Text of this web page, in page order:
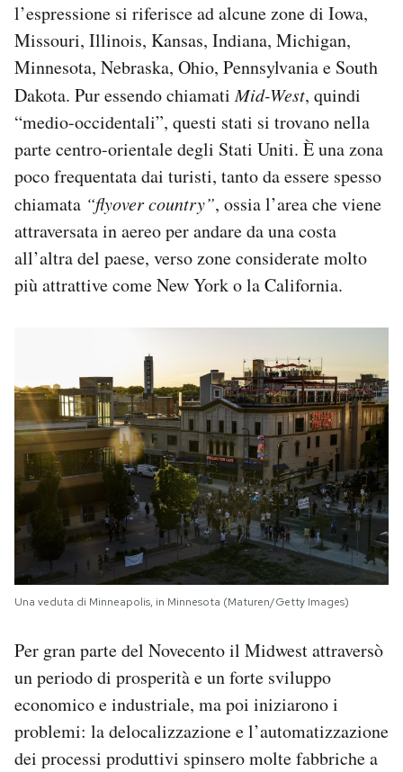
l’espressione si riferisce ad alcune zone di Iowa,
Missouri, Illinois, Kansas, Indiana, Michigan,
Minnesota, Nebraska, Ohio, Pennsylvania e South
Dakota. Pur essendo chiamatiMid-West, quindi
“medio-occidentali”, questi stati si trovano nella
parte centro-orientale degli Stati Uniti. È una zona
poco frequentata dai turisti, tanto da essere spesso
chiamata “flyover country”, ossia l’area che viene
attraversata in aereo per andare da una costa
all’altra del paese, verso zone considerate molto
più attrattive come New York o la California.
Una veduta di Minneapolis, in Minnesota (Maturen/Getty Images)
Per gran parte del Novecento il Midwest attraversò
un periodo di prosperità e un forte sviluppo
economico e industriale, ma poi iniziarono i
problemi: la delocalizzazione e l’automatizzazione
dei processi produttivi spinsero molte fabbriche a